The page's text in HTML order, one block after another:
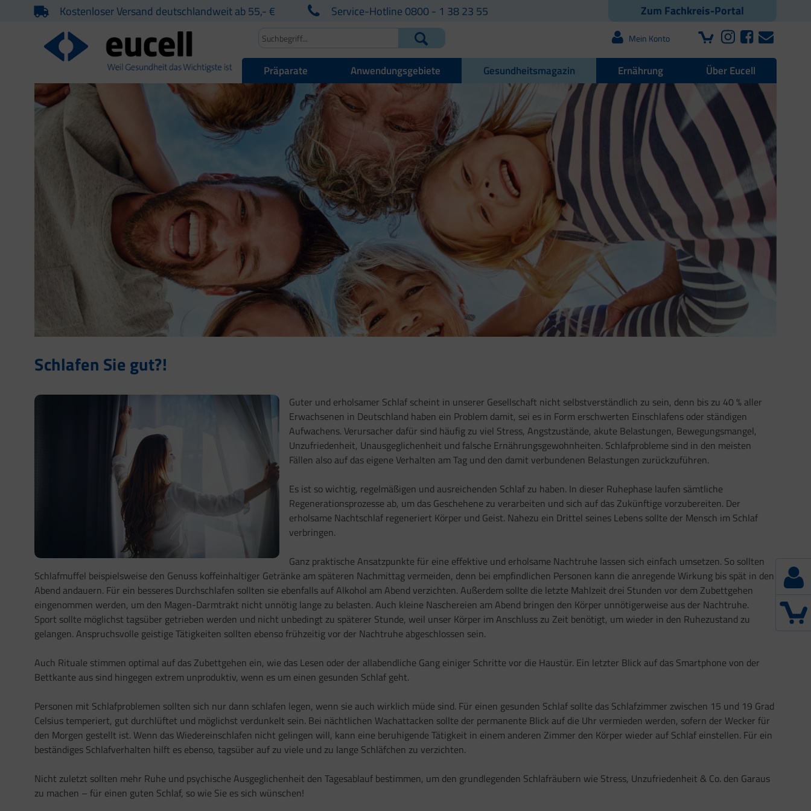
Zum Fachkreis-Portal
Kostenloser Versand deutschlandweit ab 55,- € Service-Hotline 0800 - 1 38 23 55
Mein Konto
Präparate Anwendungsgebiete Gesundheitsmagazin Ernährung Über Eucell
Schlafen Sie gut?!
Guter und erholsamer Schlaf scheint in unserer Gesellschaft nicht selbstverständlich zu sein, denn bis zu 40 % aller
Erwachsenen in Deutschland haben ein Problem damit, sei es in Form erschwerten Einschlafens oder ständigen
Aufwachens. Verursacher dafür sind häufig zu viel Stress, Angstzustände, akute Belastungen, Bewegungsmangel,
Unzufriedenheit, Unausgeglichenheit und falsche Ernährungsgewohnheiten. Schlafprobleme sind in den meisten
Fällen also auf das eigene Verhalten am Tag und den damit verbundenen Belastungen zurückzuführen.
Es ist so wichtig, regelmäßigen und ausreichenden Schlaf zu haben. In dieser Ruhephase laufen sämtliche
Regenerationsprozesse ab, um das Geschehene zu verarbeiten und sich auf das Zukünftige vorzubereiten. Der
erholsame Nachtschlaf regeneriert Körper und Geist. Nahezu ein Drittel seines Lebens sollte der Mensch im Schlaf
verbringen.
Ganz praktische Ansatzpunkte für eine effektive und erholsame Nachtruhe lassen sich einfach umsetzen. So sollten
Schlafmuffel beispielsweise den Genuss koffeinhaltiger Getränke am späteren Nachmittag vermeiden, denn bei empfindlichen Personen kann die anregende Wirkung bis spät in den
Abend andauern. Für ein besseres Durchschlafen sollten sie ebenfalls auf Alkohol am Abend verzichten. Außerdem sollte die letzte Mahlzeit drei Stunden vor dem Zubettgehen
eingenommen werden, um den Magen-Darmtrakt nicht unnötig lange zu belasten. Auch kleine Naschereien am Abend bringen den Körper unnötigerweise aus der Nachtruhe.
Sport sollte möglichst tagsüber getrieben werden und nicht unbedingt zu späterer Stunde, weil unser Körper im Anschluss zu Zeit benötigt, um wieder in den Ruhezustand zu
gelangen. Anspruchsvolle geistige Tätigkeiten sollten ebenso frühzeitig vor der Nachtruhe abgeschlossen sein.
Auch Rituale stimmen optimal auf das Zubettgehen ein, wie das Lesen oder der allabendliche Gang einiger Schritte vor die Haustür. Ein letzter Blick auf das Smartphone von der
Bettkante aus sind hingegen extrem unproduktiv, wenn es um einen gesunden Schlaf geht.
Personen mit Schlafproblemen sollten sich nur dann schlafen legen, wenn sie auch wirklich müde sind. Für einen gesunden Schlaf sollte das Schlafzimmer zwischen 15 und 19 Grad
Celsius temperiert, gut durchlüftet und möglichst verdunkelt sein. Bei nächtlichen Wachattacken sollte der permanente Blick auf die Uhr vermieden werden, sofern der Wecker für
den Morgen gestellt ist. Wenn das Wiedereinschlafen nicht gelingen will, kann eine beruhigende Tätigkeit in einem anderen Zimmer den Körper wieder auf Schlaf einstellen. Für ein
beständiges Schlafverhalten hilft es ebenso, tagsüber auf zu viele und zu lange Schläfchen zu verzichten.
Nicht zuletzt sollten mehr Ruhe und psychische Ausgeglichenheit den Tagesablauf bestimmen, um den grundlegenden Schlafräubern wie Stress, Unzufriedenheit & Co. den Garaus
zu machen – für einen guten Schlaf, so wie Sie es sich wünschen!